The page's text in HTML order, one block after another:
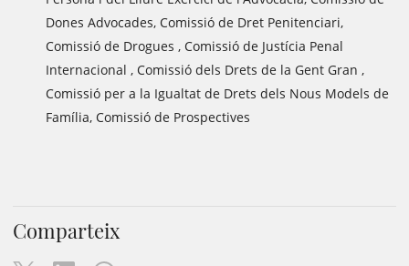
Dones Advocades, Comissió de Dret Penitenciari,
Comissió de Drogues , Comissió de Justícia Penal
Internacional , Comissió dels Drets de la Gent Gran ,
Comissió per a la Igualtat de Drets dels Nous Models de
Família, Comissió de Prospectives
Comparteix